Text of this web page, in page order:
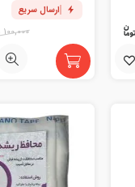
ارسال سریع
100,000